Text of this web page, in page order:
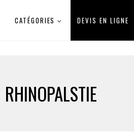
CATÉGORIES DEVIS EN LIGNE
RHINOPALSTIE